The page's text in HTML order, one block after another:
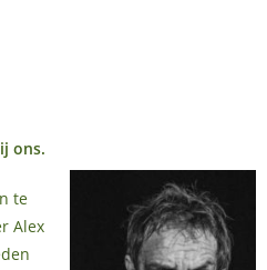
ons.
te
Alex